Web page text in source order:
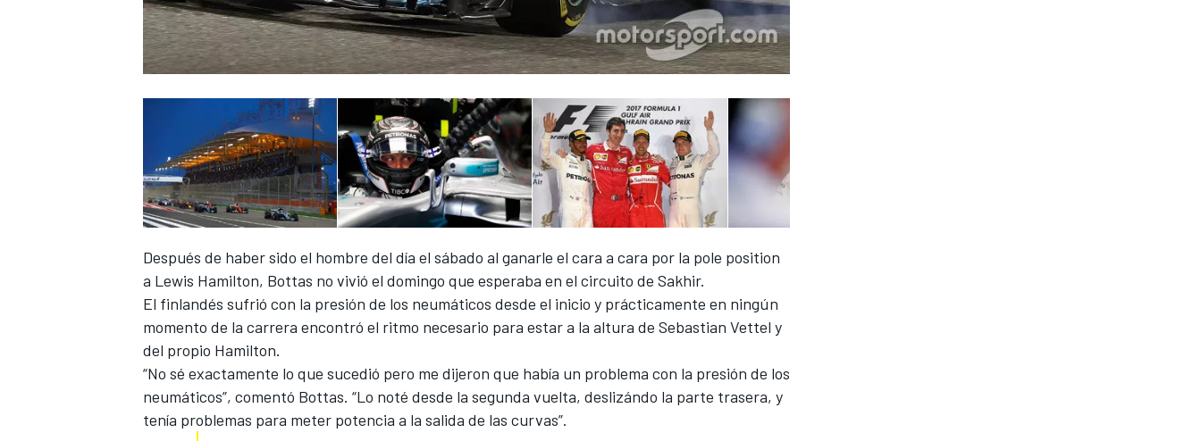
Después de haber sido el hombre del día el sábado al ganarle el cara a cara por la pole position
a Lewis Hamilton, Bottas no vivió el domingo que esperaba en el circuito de Sakhir.
El finlandés sufrió con la presión de los neumáticos desde el inicio y prácticamente en ningún
momento de la carrera encontró el ritmo necesario para estar a la altura de Sebastian Vettel y
del propio Hamilton.
“No sé exactamente lo que sucedió pero me dijeron que había un problema con la presión de los
neumáticos”, comentó Bottas. “Lo noté desde la segunda vuelta, deslizándo la parte trasera, y
tenía problemas para meter potencia a la salida de las curvas”.